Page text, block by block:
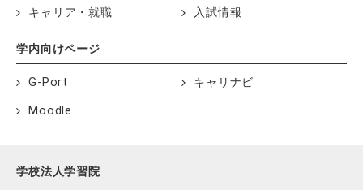
キャリア・就職 入試情報
学内向けページ
G-Port キャリナビ
Moodle
学校法人学習院